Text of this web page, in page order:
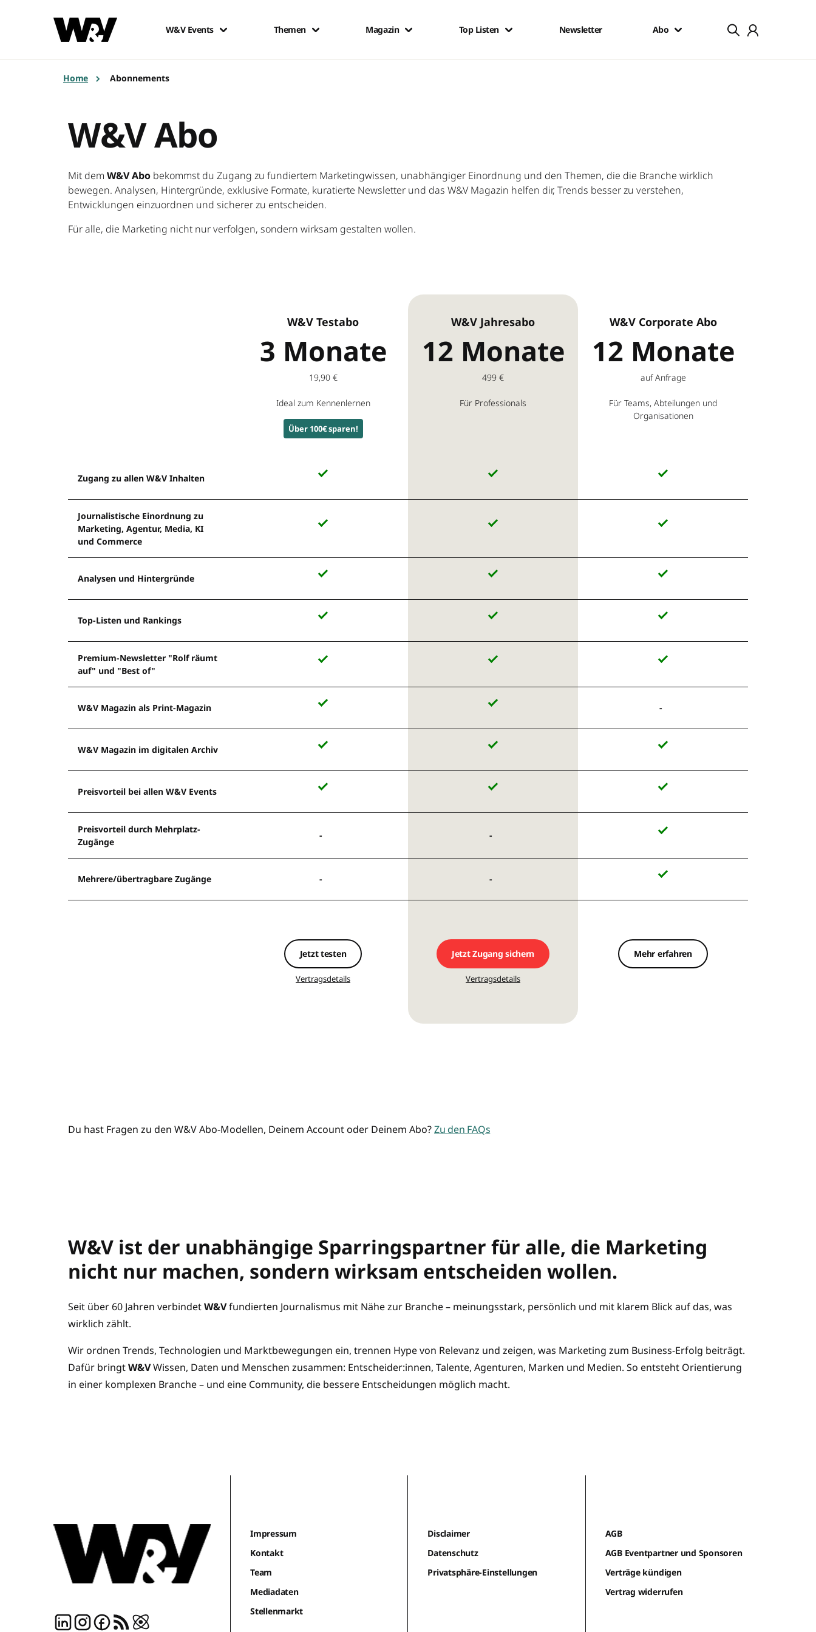
W&V Events Themen Magazin Top Listen Newsletter Abo
Home Abonnements
W&V Abo
Mit dem W&V Abo bekommst du Zugang zu fundiertem Marketingwissen, unabhängiger Einordnung und den Themen, die die Branche wirklich
bewegen. Analysen, Hintergründe, exklusive Formate, kuratierte Newsletter und das W&V Magazin helfen dir, Trends besser zu verstehen,
Entwicklungen einzuordnen und sicherer zu entscheiden.
Für alle, die Marketing nicht nur verfolgen, sondern wirksam gestalten wollen.
W&V Testabo
3 Monate
19,90 €
Ideal zum Kennenlernen
Über 100€ sparen!
W&V Jahresabo
12 Monate
499 €
Für Professionals
W&V Corporate Abo
12 Monate
auf Anfrage
Für Teams, Abteilungen und
Organisationen
Zugang zu allen W&V Inhalten
Journalistische Einordnung zu
Marketing, Agentur, Media, KI
und Commerce
Analysen und Hintergründe
Top-Listen und Rankings
Premium-Newsletter "Rolf räumt
auf" und "Best of"
W&V Magazin als Print-Magazin
W&V Magazin im digitalen Archiv
Preisvorteil bei allen W&V Events
Preisvorteil durch Mehrplatz-
Zugänge
Mehrere/übertragbare Zugänge
Jetzt testen
Vertragsdetails
Jetzt Zugang sichern
Vertragsdetails
Mehr erfahren
Du hast Fragen zu den W&V Abo-Modellen, Deinem Account oder Deinem Abo?Zu den FAQs
W&V ist der unabhängige Sparringspartner für alle, die Marketing
nicht nur machen, sondern wirksam entscheiden wollen.
Seit über 60 Jahren verbindetW&Vfundierten Journalismus mit Nähe zur Branche – meinungsstark, persönlich und mit klarem Blick auf das, was
wirklich zählt.
Wir ordnen Trends, Technologien und Marktbewegungen ein, trennen Hype von Relevanz und zeigen, was Marketing zum Business-Erfolg beiträgt.
Dafür bringtW&VWissen, Daten und Menschen zusammen: Entscheider:innen, Talente, Agenturen, Marken und Medien. So entsteht Orientierung
in einer komplexen Branche – und eine Community, die bessere Entscheidungen möglich macht.
Impressum
Kontakt
Team
Mediadaten
Stellenmarkt
Disclaimer
Datenschutz
Privatsphäre-Einstellungen
AGB
AGB Eventpartner und Sponsoren
Verträge kündigen
Vertrag widerrufen